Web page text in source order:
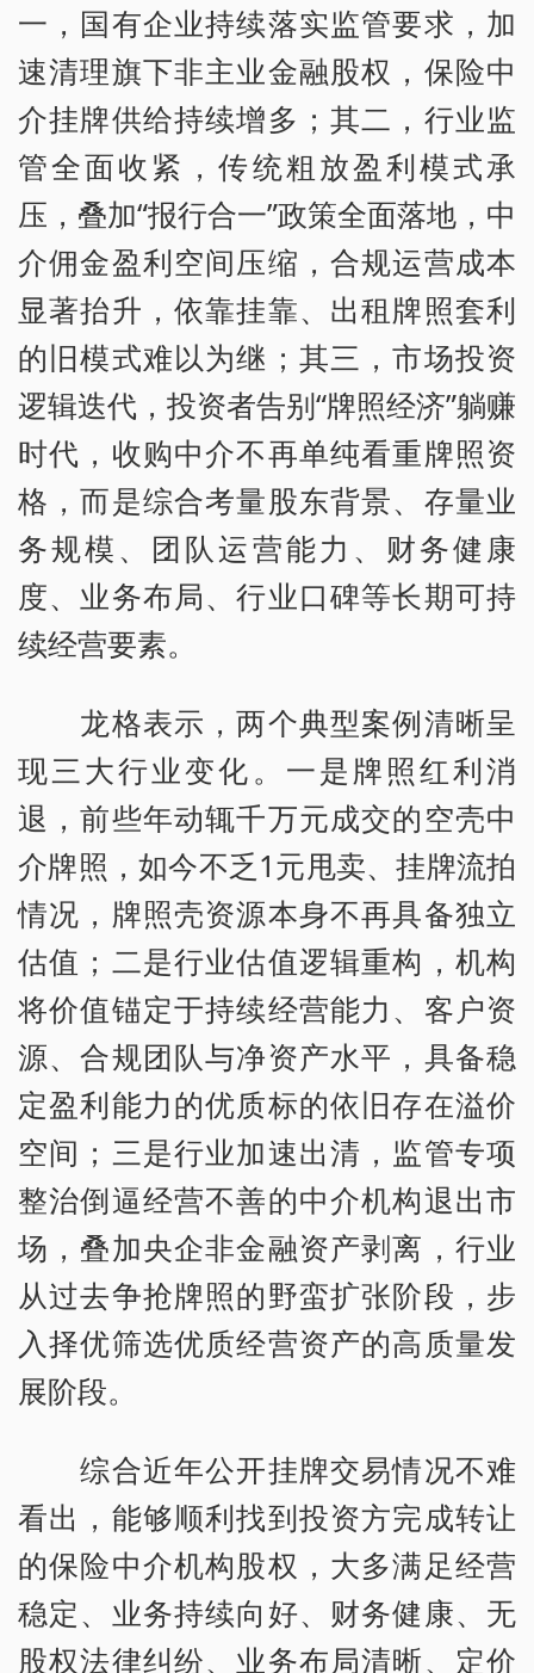
一，国有企业持续落实监管要求，加
速清理旗下非主业金融股权，保险中
介挂牌供给持续增多；其二，行业监
管全面收紧，传统粗放盈利模式承
压，叠加“报行合一”政策全面落地，中
介佣金盈利空间压缩，合规运营成本
显著抬升，依靠挂靠、出租牌照套利
的旧模式难以为继；其三，市场投资
逻辑迭代，投资者告别“牌照经济”躺赚
时代，收购中介不再单纯看重牌照资
格，而是综合考量股东背景、存量业
务规模、团队运营能力、财务健康
度、业务布局、行业口碑等长期可持
续经营要素。
龙格表示，两个典型案例清晰呈
现三大行业变化。一是牌照红利消
退，前些年动辄千万元成交的空壳中
介牌照，如今不乏1元甩卖、挂牌流拍
情况，牌照壳资源本身不再具备独立
估值；二是行业估值逻辑重构，机构
将价值锚定于持续经营能力、客户资
源、合规团队与净资产水平，具备稳
定盈利能力的优质标的依旧存在溢价
空间；三是行业加速出清，监管专项
整治倒逼经营不善的中介机构退出市
场，叠加央企非金融资产剥离，行业
从过去争抢牌照的野蛮扩张阶段，步
入择优筛选优质经营资产的高质量发
展阶段。
综合近年公开挂牌交易情况不难
看出，能够顺利找到投资方完成转让
的保险中介机构股权，大多满足经营
稳定、业务持续向好、财务健康、无
股权法律纠纷、业务布局清晰、定价